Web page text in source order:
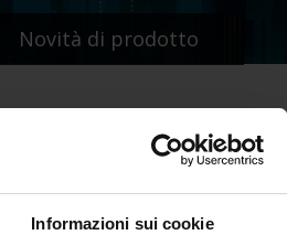
Informazioni sui cookie
Novità di prodotto